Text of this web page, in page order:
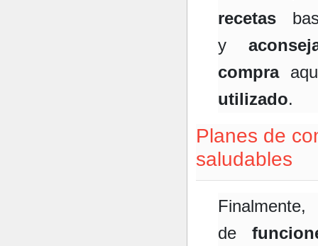
recetas
y
compra
utilizado.
Planes de
saludables
de